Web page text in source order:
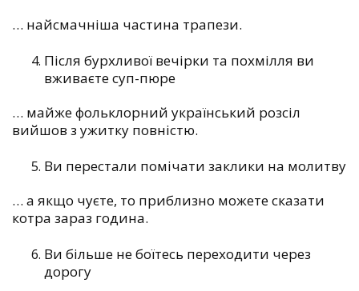
… найсмачніша частина трапези.
Після бурхливої ​​вечірки та похмілля ви
вживаєте суп-пюре
… майже фольклорний український розсіл
вийшов з ужитку повністю.
Ви перестали помічати заклики на молитву
… а якщо чуєте, то приблизно можете сказати
котра зараз година.
Ви більше не боїтесь переходити через
дорогу